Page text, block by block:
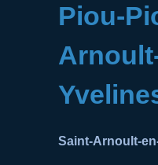
Piou-
Saint-Arnoult-